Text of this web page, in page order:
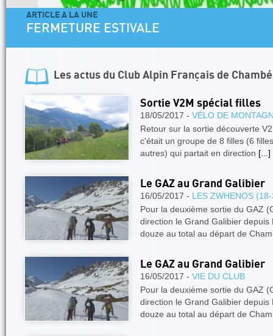
ARTICLE A LA UNE
FERMETURE ESTIVALE
Les actus du Club Alpin Français de
Sortie V2M spécial filles
18/05/2017 - VÉLO DE
Retour sur la sortie découverte
c'était un groupe de 8 filles (6
autres) qui partait en direction [...]
Le GAZ au Grand Galibier
16/05/2017 - LES ZWHENOS
Pour la deuxième sortie du GAZ
direction le Grand Galibier
douze au total au départ de
Le GAZ au Grand Galibier
16/05/2017 - VIE DU CLUB
Pour la deuxième sortie du GAZ
direction le Grand Galibier
douze au total au départ de